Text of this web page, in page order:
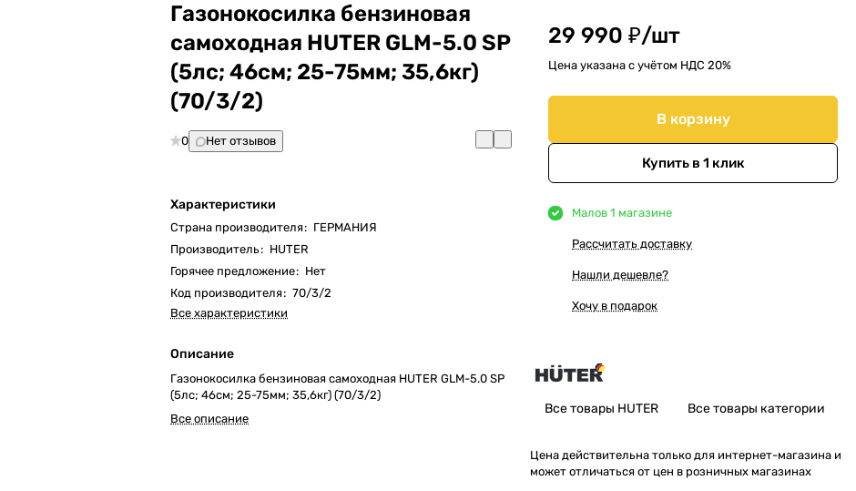
Газонокосилка бензиновая
самоходная HUTER GLM-5.0 SР
(5лс; 46cм; 25-75мм; 35,6кг)
(70/3/2)
0 Нет отзывов
Характеристики
Страна производителя: ГЕРМАНИЯ
Производитель: HUTER
Горячее предложение: Нет
Код производителя: 70/3/2
Все характеристики
Описание
Газонокосилка бензиновая самоходная HUTER GLM-5.0 SР
(5лс; 46cм; 25-75мм; 35,6кг) (70/3/2)
Все описание
29 990 ₽/шт
Цена указана с учётом НДС 20%
В корзину
Купить в 1 клик
Малов 1 магазине
Рассчитать доставку
Нашли дешевле?
Хочу в подарок
Все товары HUTER Все товары категории
Цена действительна только для интернет-магазина и
может отличаться от цен в розничных магазинах